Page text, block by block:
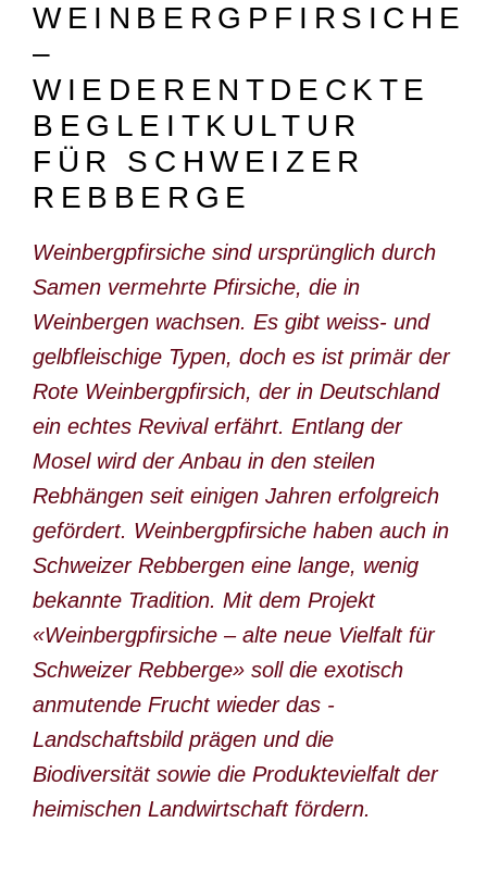
DOKUMENTARFILM
PDF-ARCHIV
INSERATE UND WERBUNG
STELLENMARKT
MARKTPLATZ
BEZUGSQUELLENVERZEICHNIS
PUBLIREPORTAGEN
AGENDA
KONTAKT
TEAM
WEINBERGPFIRSICHE
–
WIEDERENTDECKTE
BEGLEITKULTUR
FÜR SCHWEIZER
REBBERGE
Weinbergpfirsiche sind ursprünglich durch
Samen vermehrte Pfirsiche, die in
Weinbergen wachsen. Es gibt weiss- und
gelbfleischige Typen, doch es ist primär der
Rote Weinbergpfirsich, der in Deutschland
ein echtes Revival erfährt. Entlang der
Mosel wird der Anbau in den steilen
Rebhängen seit einigen Jahren erfolgreich
gefördert. Weinberg­pfirsiche haben auch in
Schweizer Rebbergen eine lange, wenig
bekannte Tradition. Mit dem Projekt
«Weinbergpfirsiche – alte neue Vielfalt für
Schweizer Rebberge» soll die exotisch
anmutende Frucht wieder das ­
Landschaftsbild prägen und die
Biodiversität sowie die Produktevielfalt der
heimischen Landwirtschaft fördern.